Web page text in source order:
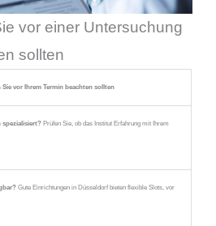
vor einer Untersuchung
sollten
Sie vor Ihrem Termin beachten sollten
spezialisiert?Prüfen Sie, ob das Institut Erfahrung mit Ihrem
Gute Einrichtungen in Düsseldorf bieten flexible Slots, vor